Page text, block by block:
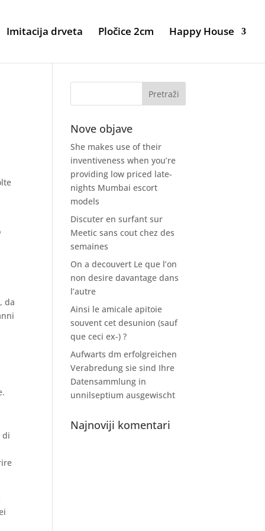
Imitacija drveta Pločice 2cm Happy House
da
di
Nove objave
She makes use of their
inventiveness when you’re
providing low priced late-
nights Mumbai escort
models
Discuter en surfant sur
Meetic sans cout chez des
semaines
On a decouvert Le que l’on
non desire davantage dans
l’autre
Ainsi le amicale apitoie
souvent cet desunion (sauf
que ceci ex-) ?
Aufwarts dm erfolgreichen
Verabredung sie sind Ihre
Datensammlung in
unnilseptium ausgewischt
Najnoviji komentari